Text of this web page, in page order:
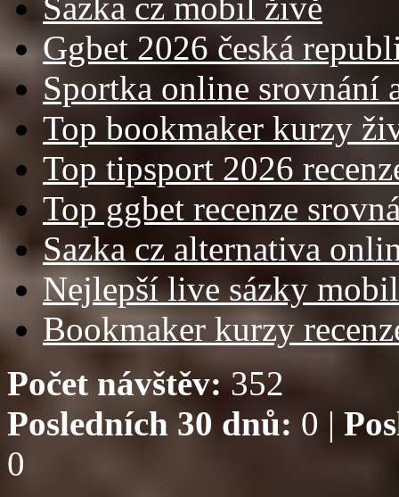
Ggbet 2026 česká
Sportka online srovnání
Top bookmaker kurzy
Top tipsport 2026
Top ggbet recenze
Sazka cz alternativa
Nejlepší live sázky
Bookmaker kurzy
Počet návštěv:352
Posledních 30 dnů: 0 |
0